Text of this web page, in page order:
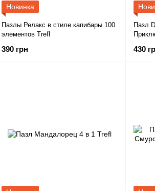
Новинка
Пазлы Релакс в стиле капибары 100
элементов Trefl
390 грн
Пазл
430